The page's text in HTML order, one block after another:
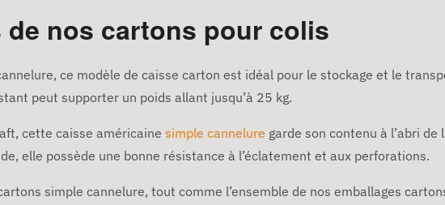
nos cartons pour colis
ce modèle de caisse carton est idéal pour le stockage et le
peut supporter un poids allant jusqu’à 25 kg.
cette caisse américaine simple cannelure garde son contenu à l’abri
elle possède une bonne résistance à l’éclatement et aux perforations.
simple cannelure, tout comme l’ensemble de nos emballages